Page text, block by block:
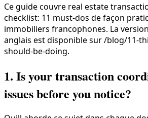
Ce guide couvre real estate
checklist: 11 must-dos de façon
immobiliers francophones. La
anglais est disponible sur /blog/11-
should-be-doing.
1. Is your transaction
issues before you notice?